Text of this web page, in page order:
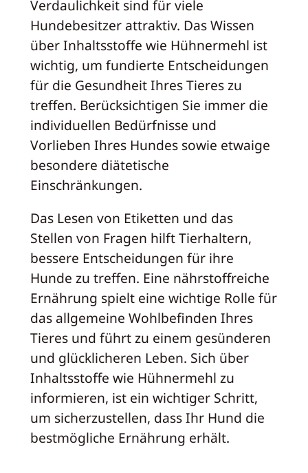
Verdaulichkeit sind für viele
Hundebesitzer attraktiv. Das Wissen
über Inhaltsstoffe wie Hühnermehl ist
wichtig, um fundierte Entscheidungen
für die Gesundheit Ihres Tieres zu
treffen. Berücksichtigen Sie immer die
individuellen Bedürfnisse und
Vorlieben Ihres Hundes sowie etwaige
besondere diätetische
Einschränkungen.
Das Lesen von Etiketten und das
Stellen von Fragen hilft Tierhaltern,
bessere Entscheidungen für ihre
Hunde zu treffen. Eine nährstoffreiche
Ernährung spielt eine wichtige Rolle für
das allgemeine Wohlbefinden Ihres
Tieres und führt zu einem gesünderen
und glücklicheren Leben. Sich über
Inhaltsstoffe wie Hühnermehl zu
informieren, ist ein wichtiger Schritt,
um sicherzustellen, dass Ihr Hund die
bestmögliche Ernährung erhält.